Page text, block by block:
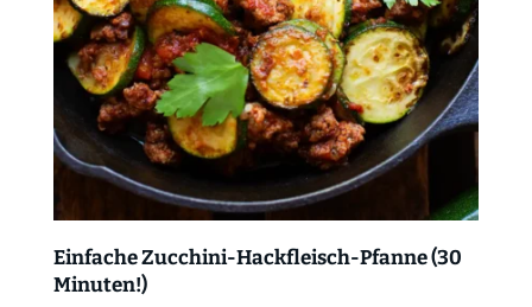
Einfache Zucchini-Hackfleisch-Pfanne (30
Minuten!)